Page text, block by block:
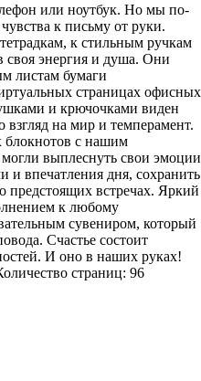
или ноутбук. Но мы по-
к письму от руки.
к стильным ручкам
энергия и душа. Они
листам бумаги
страницах офисных
и крючочками виден
взгляд на мир и темперамент.
с нашим
выплеснуть свои эмоции
и впечатления дня, сохранить
предстоящих встречах. Яркий
к любому
сувениром, который
Счастье состоит
И оно в наших руках!
страниц: 96